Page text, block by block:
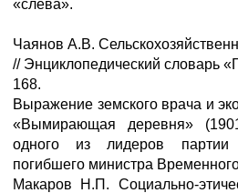
«слева».
Чаянов А.В.
// Энциклопедический словарь
168.
Выражение земского врача и
«Вымирающая деревня»
одного из лидеров партии
погибшего министра
Макаров Н.П. Социально-